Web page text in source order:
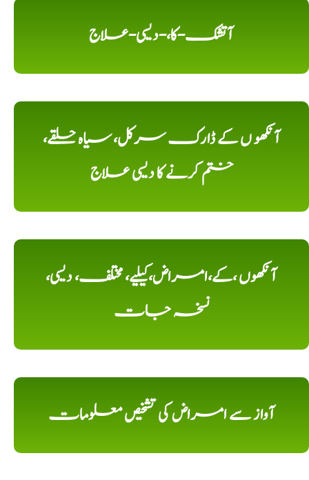
آتشک-کا،-دیسی-علاج
آنکھو ں کے ڈارک سرکل، سیاہ حلقے،
ختم کرنے کا دیسی علاج
آنکھوں ،کے،امراض،کیلیے، مختلف، دیسی،
نسخہ جات
آواز سے امراض کی تشخیص معلومات